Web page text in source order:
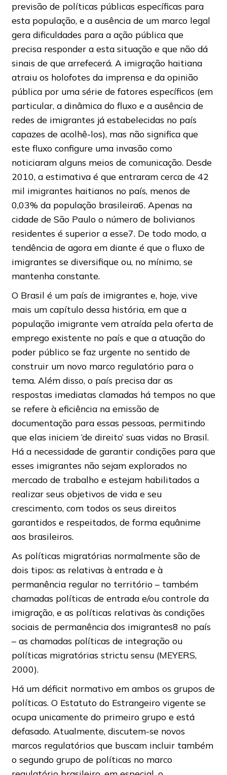
previsão de políticas públicas específicas para
esta população, e a ausência de um marco legal
gera dificuldades para a ação pública que
precisa responder a esta situação e que não dá
sinais de que arrefecerá. A imigração haitiana
atraiu os holofotes da imprensa e da opinião
pública por uma série de fatores específicos (em
particular, a dinâmica do fluxo e a ausência de
redes de imigrantes já estabelecidas no país
capazes de acolhê-los), mas não significa que
este fluxo configure uma invasão como
noticiaram alguns meios de comunicação. Desde
2010, a estimativa é que entraram cerca de 42
mil imigrantes haitianos no país, menos de
0,03% da população brasileira6. Apenas na
cidade de São Paulo o número de bolivianos
residentes é superior a esse7. De todo modo, a
tendência de agora em diante é que o fluxo de
imigrantes se diversifique ou, no mínimo, se
mantenha constante.
O Brasil é um país de imigrantes e, hoje, vive
mais um capítulo dessa história, em que a
população imigrante vem atraída pela oferta de
emprego existente no país e que a atuação do
poder público se faz urgente no sentido de
construir um novo marco regulatório para o
tema. Além disso, o país precisa dar as
respostas imediatas clamadas há tempos no que
se refere à eficiência na emissão de
documentação para essas pessoas, permitindo
que elas iniciem ‘de direito’ suas vidas no Brasil.
Há a necessidade de garantir condições para que
esses imigrantes não sejam explorados no
mercado de trabalho e estejam habilitados a
realizar seus objetivos de vida e seu
crescimento, com todos os seus direitos
garantidos e respeitados, de forma equânime
aos brasileiros.
As políticas migratórias normalmente são de
dois tipos: as relativas à entrada e à
permanência regular no território – também
chamadas políticas de entrada e/ou controle da
imigração, e as políticas relativas às condições
sociais de permanência dos imigrantes8 no país
– as chamadas políticas de integração ou
políticas migratórias strictu sensu (MEYERS,
2000).
Há um déficit normativo em ambos os grupos de
políticas. O Estatuto do Estrangeiro vigente se
ocupa unicamente do primeiro grupo e está
defasado. Atualmente, discutem-se novos
marcos regulatórios que buscam incluir também
o segundo grupo de políticas no marco